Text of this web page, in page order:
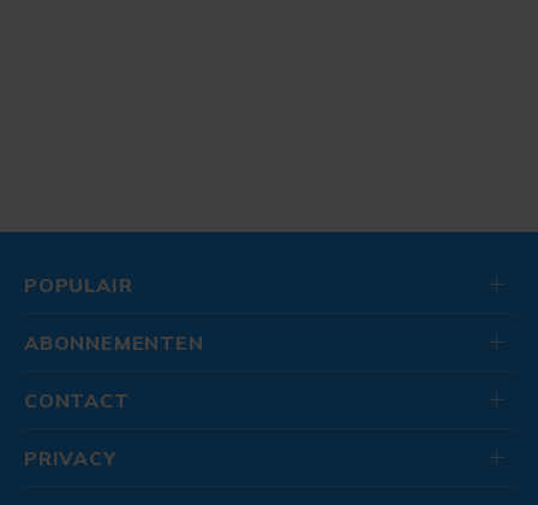
POPULAIR
ABONNEMENTEN
CONTACT
PRIVACY